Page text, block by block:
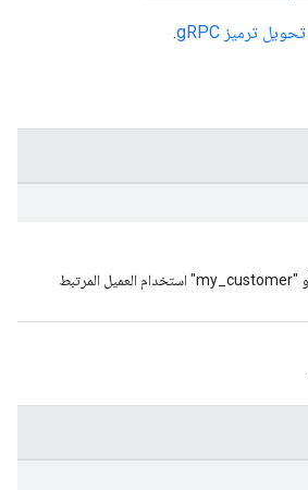
تحويل ترميز gRPC .
مطلوب. رقم تعريف العميل أو "my_customer" استخدام العميل المرتبط